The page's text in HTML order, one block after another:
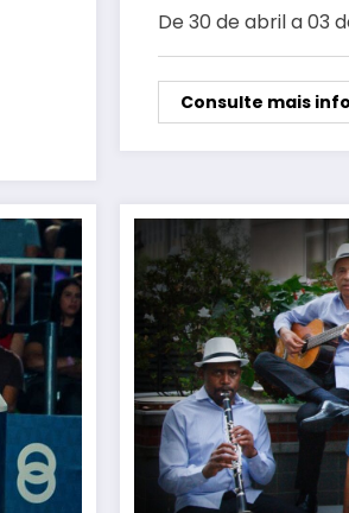
De 30 de abril a 03
Consulte mais